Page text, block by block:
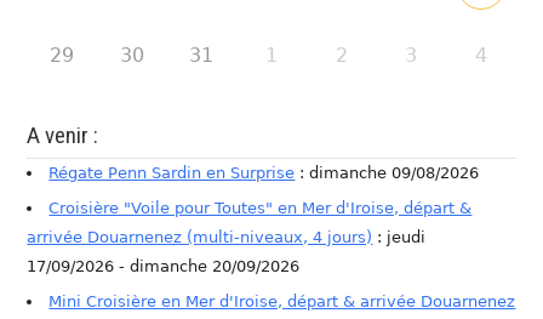
29 30 31 1 2 3 4
A venir :
Régate Penn Sardin en Surprise : dimanche 09/08/2026
Croisière "Voile pour Toutes" en Mer d'Iroise, départ &
arrivée Douarnenez (multi-niveaux, 4 jours) : jeudi
17/09/2026 - dimanche 20/09/2026
Mini Croisière en Mer d'Iroise, départ & arrivée Douarnenez